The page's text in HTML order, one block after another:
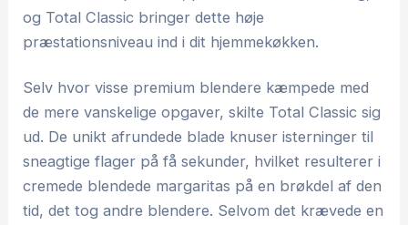
og Total Classic bringer dette høje
præstationsniveau ind i dit hjemmekøkken.
Selv hvor visse premium blendere kæmpede med
de mere vanskelige opgaver, skilte Total Classic sig
ud. De unikt afrundede blade knuser isterninger til
sneagtige flager på få sekunder, hvilket resulterer i
cremede blendede margaritas på en brøkdel af den
tid, det tog andre blendere. Selvom det krævede en